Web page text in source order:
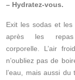
– Hydratez-vous.
Exit les sodas et
après les
corporelle. L’air
n’oubliez pas de
l’eau, mais aussi